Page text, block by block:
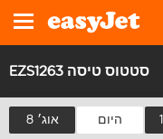
EZS1263 סטטוס טיסה
8 אוג׳ היום